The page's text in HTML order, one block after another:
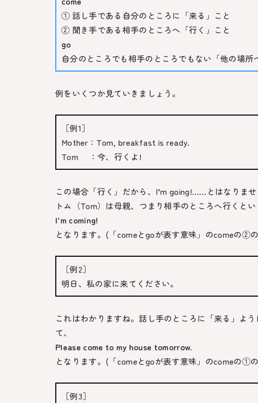
① 話し手である自分のところに「来る」こと
② 聞き手である相手のところへ「行く」こと
go
自分のところでも相手のところでもない「他の場所
例をいくつか見ていきましょう。
［例1］
Mother： Tom, breakfast is ready.
Tom ：今、行くよ!
この場合「行く」だから、 I’m going!……とはなりま
トム（Tom）は母親、つまり相手のところへ行くと
I’m coming!
となります。(「comeとgoが表す意味」のcomeの②
［例2］
明日、私の家に来てください。
これはわかりますね。話し手のところに「来る」よ
て、
Please come to my house tomorrow.
となります。(「comeとgoが表す意味」のcomeの①
［例3］